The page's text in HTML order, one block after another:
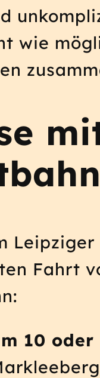
wie
Fahrt
10 oder